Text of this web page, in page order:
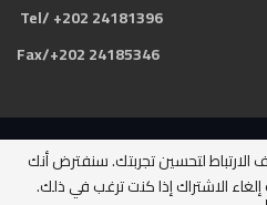
Tel/ +202 24181396
Fax/+202 24185346
العربية لحقوق الإنسان ©2026
Website Design:
لتحسين تجربتك. سنفترض أنك
الاشتراك إذا كنت ترغب في ذلك.